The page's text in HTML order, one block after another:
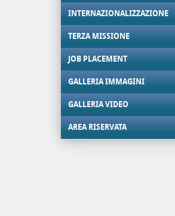
INTERNAZIONALIZZAZIONE
TERZA MISSIONE
JOB PLACEMENT
GALLERIA IMMAGINI
GALLERIA VIDEO
AREA RISERVATA